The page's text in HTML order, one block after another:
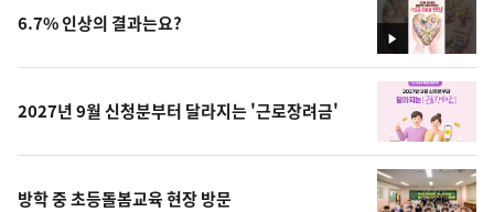
영
상
6.7% 인상의 결과는요?
2027년 9월 신청분부터 달라지는 '근로장려금'
방학 중 초등돌봄교육 현장 방문